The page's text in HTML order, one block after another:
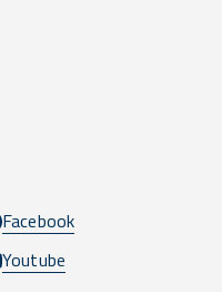
Facebook
Youtube